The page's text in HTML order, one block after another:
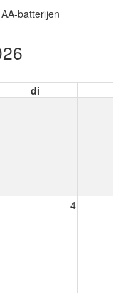
batterijen
di
4